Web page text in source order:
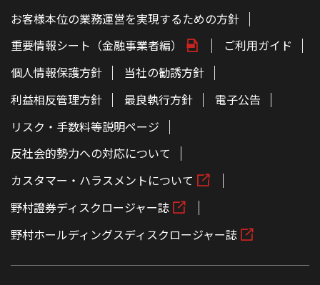
お客様本位の業務運営を実現するための方針
重要情報シート（金融事業者編）
ご利用ガイド
個人情報保護方針
当社の勧誘方針
利益相反管理方針
最良執行方針
電子公告
リスク・手数料等説明ページ
反社会的勢力への対応について
カスタマー・ハラスメントについて
野村證券ディスクロージャー誌
野村ホールディングスディスクロージャー誌